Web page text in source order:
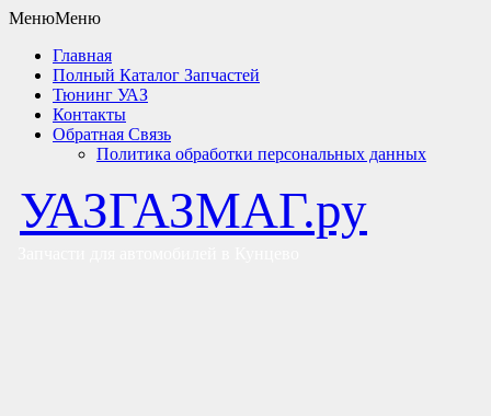
МенюМеню
Главная
Полный Каталог Запчастей
Тюнинг УАЗ
Контакты
Обратная Связь
Политика обработки персональных данных
УАЗГАЗМАГ.ру